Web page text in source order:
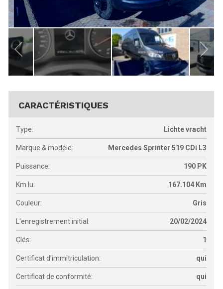
CARACTÉRISTIQUES
Type: Lichte vracht
Marque & modèle: Mercedes Sprinter 519 CDi L3
Puissance: 190 PK
Km lu: 167.104 Km
Couleur: Gris
L'enregistrement initial: 20/02/2024
Clés: 1
Certificat d’immitriculation: qui
Certificat de conformité: qui